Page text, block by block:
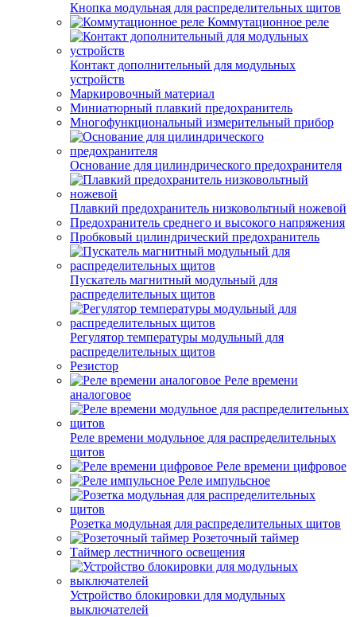
Кнопка модульная для распределительных щитов
Коммутационное реле
Контакт дополнительный для модульных
устройств
Маркировочный материал
Миниатюрный плавкий предохранитель
Многофункциональный измерительный прибор
Основание для цилиндрического предохранителя
Плавкий предохранитель низковольтный ножевой
Предохранитель среднего и высокого напряжения
Пробковый цилиндрический предохранитель
Пускатель магнитный модульный для
распределительных щитов
Регулятор температуры модульный для
распределительных щитов
Резистор
Реле времени
аналоговое
Реле времени модульное для распределительных
щитов
Реле времени цифровое
Реле импульсное
Розетка модульная для распределительных щитов
Розеточный таймер
Таймер лестничного освещения
Устройство блокировки для модульных
выключателей